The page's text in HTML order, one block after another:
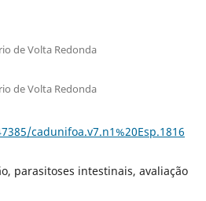
de Volta Redonda
de Volta Redonda
cadunifoa.v7.n1%20Esp.1816
parasitoses intestinais, avaliação